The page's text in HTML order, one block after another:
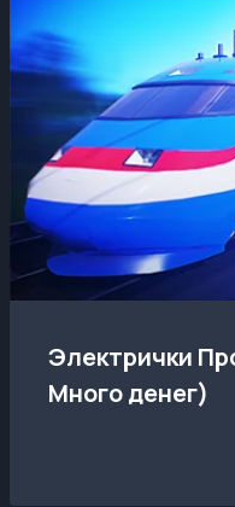
Электрички
Много денег)